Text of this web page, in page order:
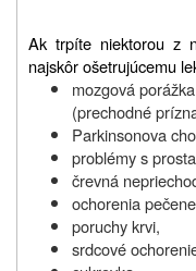
Ak trpíte niektorou z
najskôr ošetrujúcemu
mozgová
(prechodné
Parkinsonova
problémy s
črevná
ochorenia
poruchy krvi,
srdcové